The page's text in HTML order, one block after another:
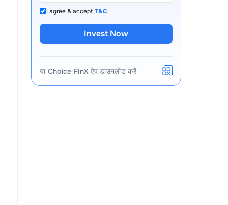
I agree & acceptT&C
Invest Now
या Choice FinX ऐप डाउनलोड करें